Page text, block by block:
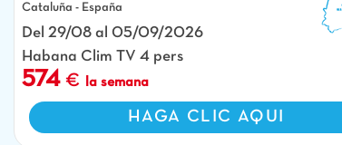
Cataluña - España
Del 29/08 al 05/09/2026
Habana Clim TV 4 pers
574 la semana
HAGA CLIC AQUI